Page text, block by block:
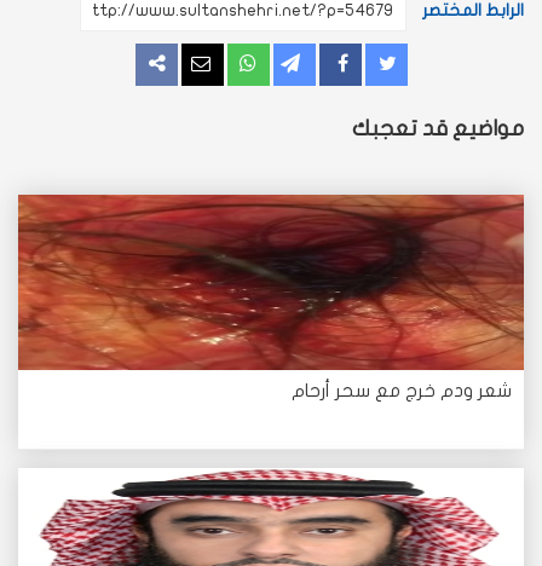
الرابط المختصر
شاركمشاركةمشاركةمراسلة المزيد
مواضيع قد تعجبك
شعر ودم خرج مع سحر أرحام